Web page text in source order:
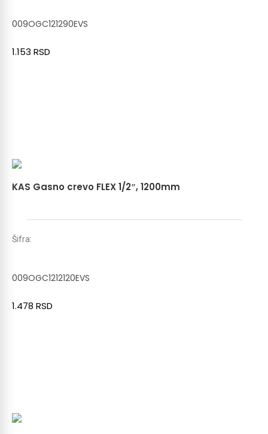
009OGC121290EVS
1.153 RSD
KAS Gasno crevo FLEX 1/2″, 1200mm
Šifra:
009OGC1212120EVS
1.478 RSD